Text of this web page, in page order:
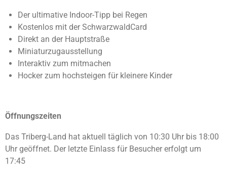
Der ultimative Indoor-Tipp bei Regen
Kostenlos mit der SchwarzwaldCard
Direkt an der Hauptstraße
Miniaturzugausstellung
Interaktiv zum mitmachen
Hocker zum hochsteigen für kleinere Kinder
Öffnungszeiten
Das Triberg-Land hat aktuell täglich von 10:30 Uhr bis 18:00
Uhr geöffnet. Der letzte Einlass für Besucher erfolgt um
17:45